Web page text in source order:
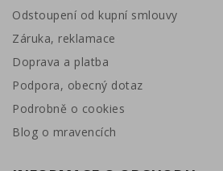
Odstoupení od kupní smlouvy
Záruka, reklamace
Doprava a platba
Podpora, obecný dotaz
Podrobně o cookies
Blog o mravencích